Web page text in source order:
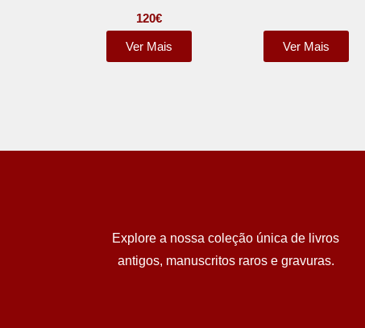
120€
Ver Mais Ver Mais
Explore a nossa coleção única de livros
antigos, manuscritos raros e gravuras.